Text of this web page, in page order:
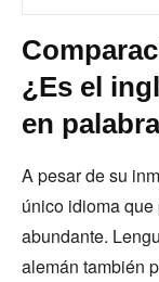
¿Es el
en
A pesar de su
único idioma
abundante.
alemán también